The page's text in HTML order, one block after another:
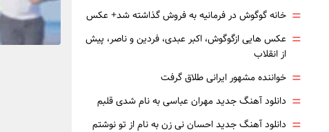
= خانه گوگوش در فرمانیه به فروش گذاشته شد+ عکس
= عکس هایی ازگوگوش، اکبر عبدی، فردین و ناصر، پیش
از انقلاب
= خواننده مشهور ایرانی طلاق گرفت
= دانلود آهنگ جدید مهران عباسی به نام شدی قلبم
= دانلود آهنگ جدید احسان نی زن به نام از تو نوشتم